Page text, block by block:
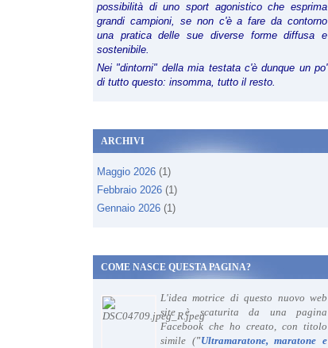
possibilità di uno sport agonistico che esprima
grandi campioni, se non c'è a fare da contorno
una pratica delle sue diverse forme diffusa e
sostenibile.
Nei "dintorni" della mia testata c'è dunque un po'
di tutto questo: insomma, tutto il resto.
ARCHIVI
Maggio 2026 (1)
Febbraio 2026 (1)
Gennaio 2026 (1)
COME NASCE QUESTA PAGINA?
L'idea motrice di questo nuovo web
site è scaturita da una pagina
Facebook che ho creato, con titolo
simile ("Ultramaratone, maratone e